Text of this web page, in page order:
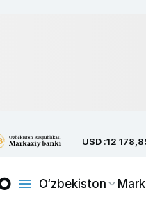
USD :12
O‘zbekiston